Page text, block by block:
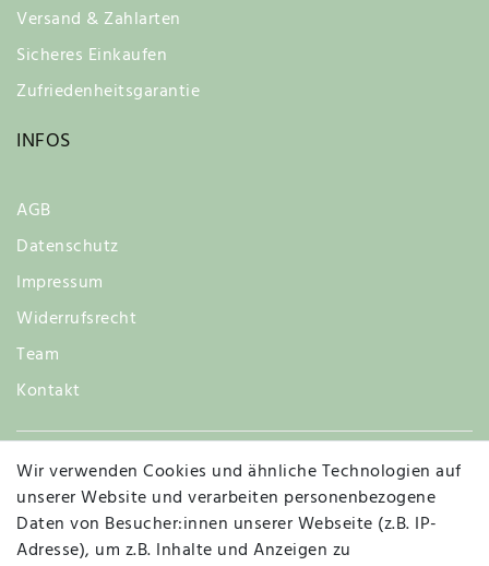
Versand & Zahlarten
Sicheres Einkaufen
Zufriedenheitsgarantie
INFOS
AGB
Datenschutz
Impressum
Widerrufsrecht
Team
Kontakt
Widerruf
Wir verwenden Cookies und ähnliche Technologien auf
unserer Website und verarbeiten personenbezogene
Daten von Besucher:innen unserer Webseite (z.B. IP-
Adresse), um z.B. Inhalte und Anzeigen zu